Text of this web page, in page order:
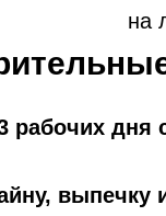
на
рабочих